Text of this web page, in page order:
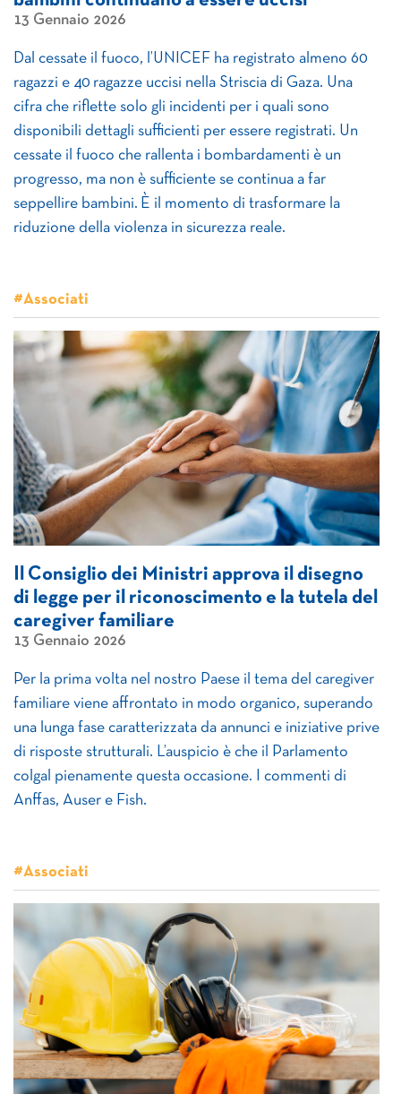
13 Gennaio 2026
Dal cessate il fuoco, l’UNICEF ha registrato almeno 60
ragazzi e 40 ragazze uccisi nella Striscia di Gaza. Una
cifra che riflette solo gli incidenti per i quali sono
disponibili dettagli sufficienti per essere registrati. Un
cessate il fuoco che rallenta i bombardamenti è un
progresso, ma non è sufficiente se continua a far
seppellire bambini. È il momento di trasformare la
riduzione della violenza in sicurezza reale.
#Associati
Il Consiglio dei Ministri approva il disegno
di legge per il riconoscimento e la tutela del
caregiver familiare
13 Gennaio 2026
Per la prima volta nel nostro Paese il tema del caregiver
familiare viene affrontato in modo organico, superando
una lunga fase caratterizzata da annunci e iniziative prive
di risposte strutturali. L’auspicio è che il Parlamento
colgal pienamente questa occasione. I commenti di
Anffas, Auser e Fish.
#Associati